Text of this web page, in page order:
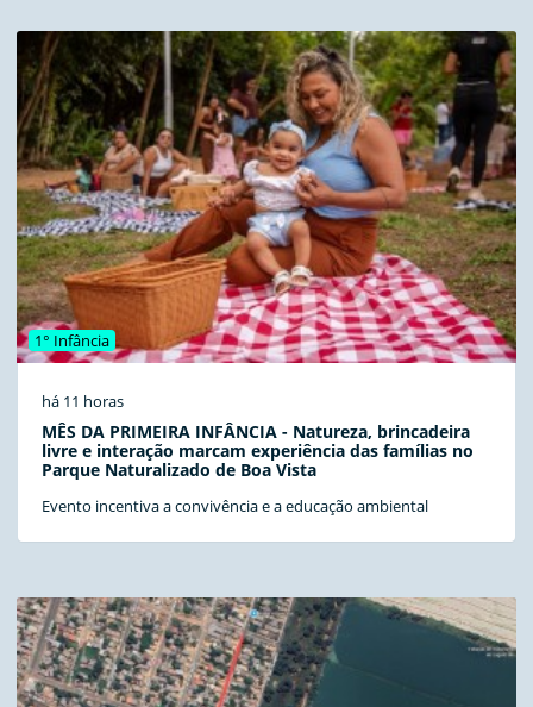
1° Infância
há 11 horas
MÊS DA PRIMEIRA INFÂNCIA - Natureza, brincadeira
livre e interação marcam experiência das famílias no
Parque Naturalizado de Boa Vista
Evento incentiva a convivência e a educação ambiental